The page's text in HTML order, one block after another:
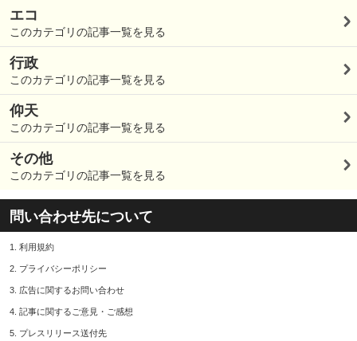
エコ
このカテゴリの記事一覧を見る
行政
このカテゴリの記事一覧を見る
仰天
このカテゴリの記事一覧を見る
その他
このカテゴリの記事一覧を見る
問い合わせ先について
1. 利用規約
2. プライバシーポリシー
3. 広告に関するお問い合わせ
4. 記事に関するご意見・ご感想
5. プレスリリース送付先